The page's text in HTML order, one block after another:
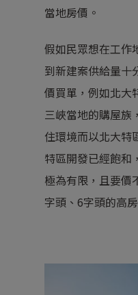
當地房價。
假如民眾想在工作
到新建案供給量十
價買單，例如北大
三峽當地的購屋族
住環境而以北大特
特區開發已經飽和
極為有限，且要價
字頭、6字頭的高